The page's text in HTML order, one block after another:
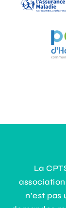
La
n’est